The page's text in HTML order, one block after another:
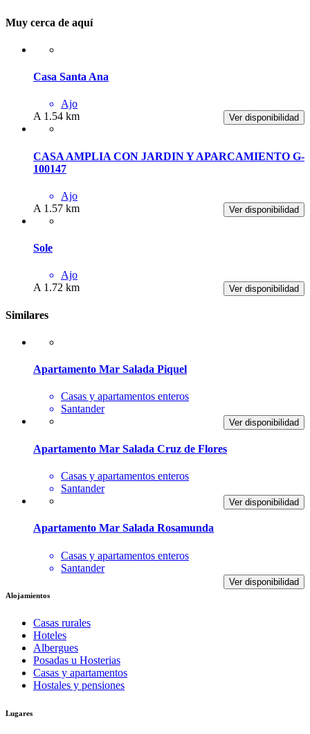
Muy cerca de aquí
Casa Santa Ana
Ajo
Ver disponibilidad
A 1.54 km
CASA AMPLIA CON JARDIN Y APARCAMIENTO G-
100147
Ajo
Ver disponibilidad
A 1.57 km
Sole
Ajo
Ver disponibilidad
A 1.72 km
Similares
Apartamento Mar Salada Piquel
Casas y apartamentos enteros
Santander
Ver disponibilidad
Apartamento Mar Salada Cruz de Flores
Casas y apartamentos enteros
Santander
Ver disponibilidad
Apartamento Mar Salada Rosamunda
Casas y apartamentos enteros
Santander
Ver disponibilidad
Alojamientos
Casas rurales
Hoteles
Albergues
Posadas u Hosterias
Casas y apartamentos
Hostales y pensiones
Lugares